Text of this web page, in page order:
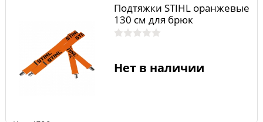
Подтяжки STIHL оранжевые
130 см для брюк
Нет в наличии